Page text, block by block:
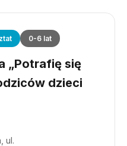
0-6 lat
„Potrafię się
dzieci
ul.